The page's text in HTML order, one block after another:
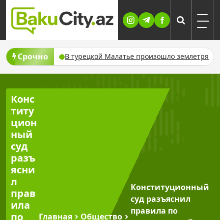
Skip
content
Срочно
проактивно В турецкой Малатье произошло
Конс
титу
цион
ный
суд
разъ
ясни
л
прав
ила
по
Главная > Общество >
Конституционный
суд разъяснил
правила по